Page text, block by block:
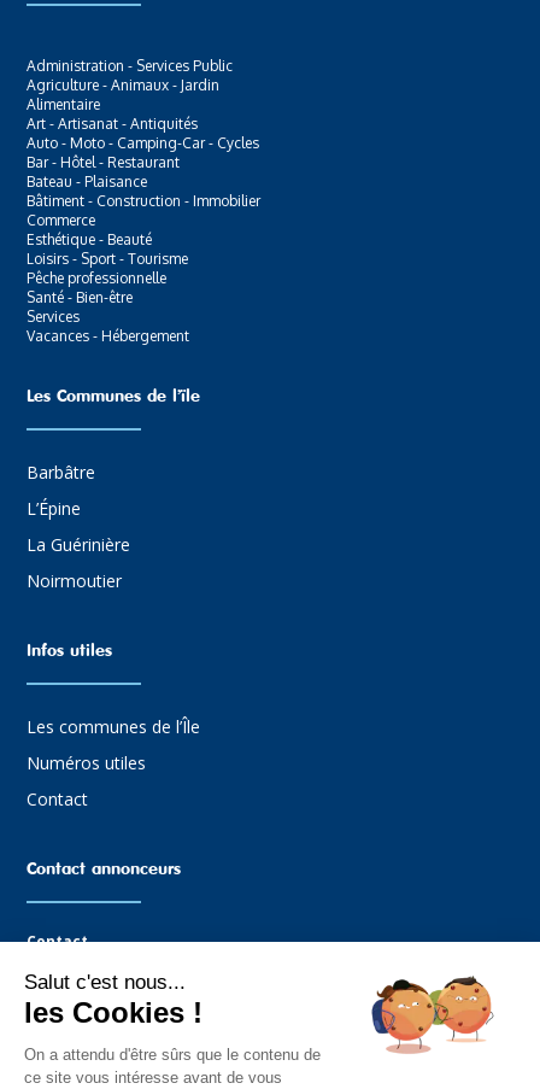
Administration - Services Public
Agriculture - Animaux - Jardin
Alimentaire
Art - Artisanat - Antiquités
Auto - Moto - Camping-Car - Cycles
Bar - Hôtel - Restaurant
Bateau - Plaisance
Bâtiment - Construction - Immobilier
Commerce
Esthétique - Beauté
Loisirs - Sport - Tourisme
Pêche professionnelle
Santé - Bien-être
Services
Vacances - Hébergement
Les Communes de l’ïle
Barbâtre
L’Épine
La Guérinière
Noirmoutier
Infos utiles
Les communes de l’Île
Numéros utiles
Contact
Contact annonceurs
Contact
Agence Graffocean
16 rue Boucaud
Tel : 02.51.35.81.14
Salut c'est nous...
les Cookies !
On a attendu d'être sûrs que le contenu de
ce site vous intéresse avant de vous